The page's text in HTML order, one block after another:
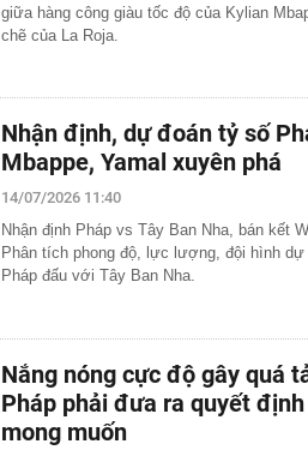
giữa hàng công giàu tốc độ của Kylian
chẽ của La Roja.
Nhận định, dự đoán tỷ số
Mbappe, Yamal xuyên phá
14/07/2026 11:40
Nhận định Pháp vs Tây Ban Nha, bán kết
Phân tích phong độ, lực lượng, đội hình
Pháp đấu với Tây Ban Nha.
Nắng nóng cực độ gây quá
Pháp phải đưa ra quyết
mong muốn